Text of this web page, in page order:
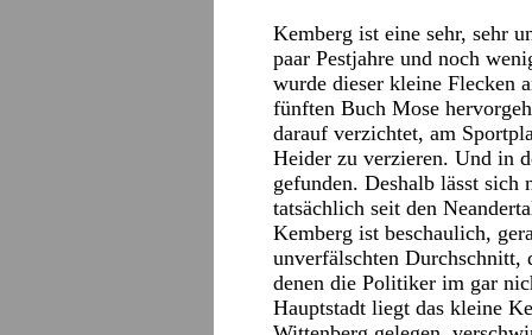
Kemberg ist eine sehr, sehr
paar Pestjahre und noch
wurde dieser kleine Flecken
fünften Buch Mose
darauf verzichtet, am
Heider zu verzieren. Und in
gefunden. Deshalb lässt sich
tatsächlich seit den
Kemberg ist beschaulich,
unverfälschten
denen die Politiker im gar
Hauptstadt liegt das kleine